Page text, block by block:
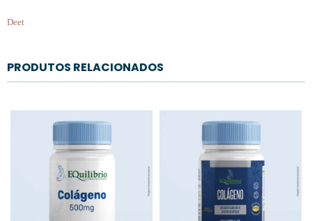
Deet
PRODUTOS RELACIONADOS